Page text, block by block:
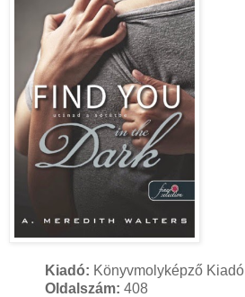
Kiadó: Könyvmolyképző Kiadó
Oldalszám: 408